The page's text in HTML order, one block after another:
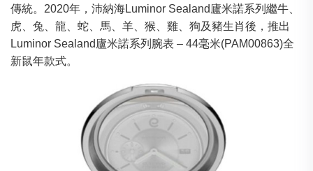
傳統。2020年，沛納海Luminor Sealand廬米諾系列繼牛、
虎、兔、龍、蛇、馬、羊、猴、雞、狗及豬生肖後，推出
Luminor Sealand廬米諾系列腕表 – 44毫米(PAM00863)全
新鼠年款式。